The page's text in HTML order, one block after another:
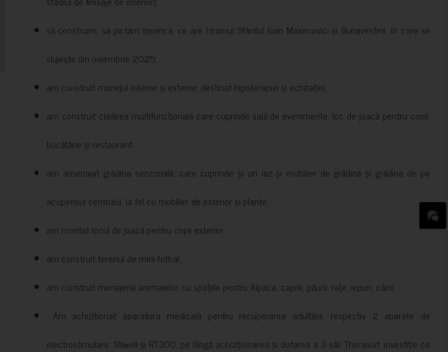
să construim, să pictăm biserica, ce are Hramul Sfântul Ioan Maximovici și Bunavestire, în care se
slujește din noiembrie 2025;
am construit manejul interior și exterior, destinat hipoterapiei și echitației;
am construit clădirea multifuncțională care cuprinde sală de evenimente, loc de joacă pentru copii,
bucătărie și restaurant;
am amenajat grădina senzorială, care cuprinde și un iaz și mobilier de grădină și grădina de pe
acoperisul centrului, la fel cu mobilier de exterior și plante;
am montat locul de joacă pentru copii exterior;
am construit terenul de mini-fotbal;
am construit menajeria animalelor, cu spațiile pentru Alpaca, capre, păuni, rațe, iepuri, câini;
Am achiziționat aparatura medicală pentru recuperarea adulților, respectiv 2 aparate de
electrostimulare: Stiwell și RT300, pe lângă achiziționarea și dotarea a 3 săli Therasuit, investiție ce